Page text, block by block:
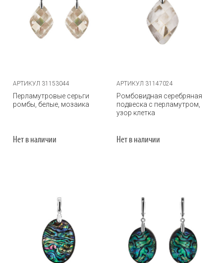
АРТИКУЛ 31153044
Перламутровые серьги
ромбы, белые, мозаика
Нет в наличии
АРТИКУЛ 31147024
Ромбовидная серебряная
подвеска с перламутром,
узор клетка
Нет в наличии